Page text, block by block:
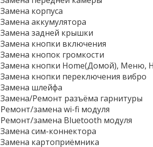
Замена корпуса
Замена аккумулятора
Замена задней крышки
Замена кнопки включения
Замена кнопок громкости
Замена кнопки Home(Домой), Меню,
Замена кнопки переключения вибро
Замена шлейфа
Замена/Ремонт разъёма гарнитуры
Ремонт/замена wi-fi модуля
Ремонт/замена Bluetooth модуля
Замена сим-коннектора
Замена картоприёмника